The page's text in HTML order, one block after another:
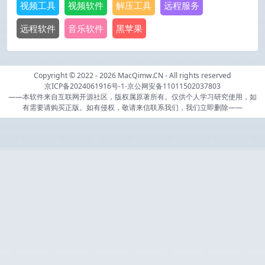
视频工具 视频软件 解压工具
远程服务
远程软件
音乐软件 黑苹果
Copyright © 2022 - 2026 MacQimw.CN - All rights reserved
京ICP备2024061916号-1-京公网安备11011502037803
——本软件来自互联网开源社区，版权属原著所有。仅供个人学习研究使用，如
有需要请购买正版。如有侵权，敬请来信联系我们，我们立即删除——